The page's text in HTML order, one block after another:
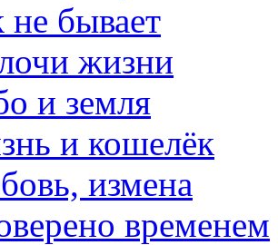
не бывает
жизни
и земля
и кошелёк
измена
временем